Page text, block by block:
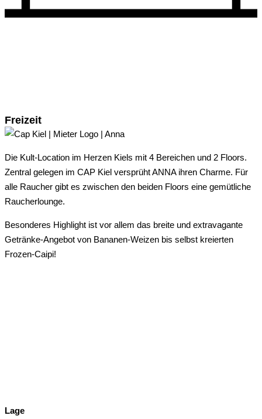
Freizeit
Die Kult-Location im Herzen Kiels mit 4 Bereichen und 2 Floors.
Zentral gelegen im CAP Kiel versprüht ANNA ihren Charme. Für
alle Raucher gibt es zwischen den beiden Floors eine gemütliche
Raucherlounge.
Besonderes Highlight ist vor allem das breite und extravagante
Getränke-Angebot von Bananen-Weizen bis selbst kreierten
Frozen-Caipi!
Lage